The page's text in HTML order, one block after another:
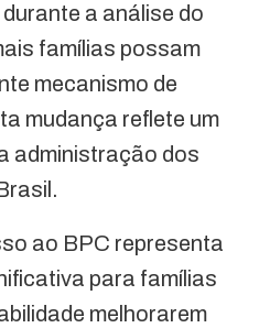
a análise do
famílias possam
mecanismo de
mudança reflete um
administração dos
ao BPC representa
para famílias
melhorarem